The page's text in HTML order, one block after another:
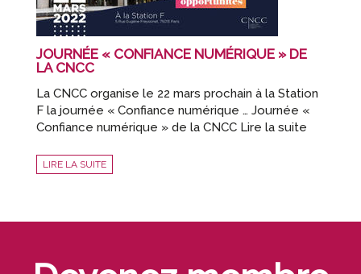
JOURNÉE « CONFIANCE NUMÉRIQUE » DE
LA CNCC
La CNCC organise le 22 mars prochain à la Station
F la journée « Confiance numérique … Journée «
Confiance numérique » de la CNCC Lire la suite
LIRE LA SUITE